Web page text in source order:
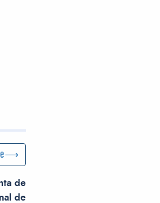
de
de